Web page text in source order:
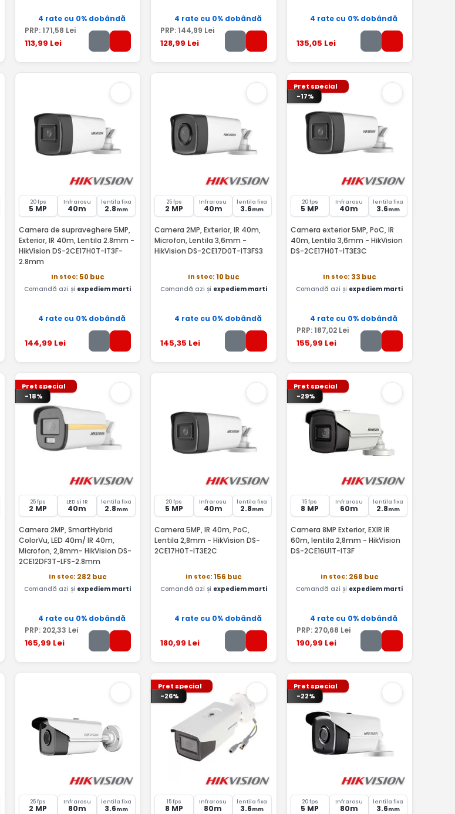
4 rate cu 0% dobândă
PRP: 171,58 Lei
113,99 Lei
4 rate cu 0% dobândă
PRP: 144,99 Lei
128,99 Lei
4 rate cu 0% dobândă
135,05 Lei
20 fps
5 MP
Infrarosu
40m
lentila fixa
2.8mm
Camera de supraveghere 5MP,
Exterior, IR 40m, Lentila 2.8mm -
HikVision DS-2CE17H0T-IT3F-
2.8mm
In stoc: 50 buc
Comandă azi și expediem marti
4 rate cu 0% dobândă
144,99 Lei
25 fps
2 MP
Infrarosu
40m
lentila fixa
3.6mm
Camera 2MP, Exterior, IR 40m,
Microfon, Lentila 3,6mm -
HikVision DS-2CE17D0T-IT3FS3
In stoc: 10 buc
Comandă azi și expediem marti
4 rate cu 0% dobândă
145,35 Lei
Pret special
-17%
20 fps
5 MP
Infrarosu
40m
lentila fixa
3.6mm
Camera exterior 5MP, PoC, IR
40m, Lentila 3,6mm - HikVision
DS-2CE17H0T-IT3E3C
In stoc: 33 buc
Comandă azi și expediem marti
4 rate cu 0% dobândă
PRP: 187,02Lei
155,99 Lei
Pret special
-18%
25 fps
2 MP
LED si IR
40m
lentila fixa
2.8mm
Camera 2MP, SmartHybrid
ColorVu, LED 40m/ IR 40m,
Microfon, 2,8mm- HikVision DS-
2CE12DF3T-LFS-2.8mm
In stoc: 282 buc
Comandă azi și expediem marti
4 rate cu 0% dobândă
PRP: 202,33 Lei
165,99 Lei
20 fps
5 MP
Infrarosu
40m
lentila fixa
2.8mm
Camera 5MP, IR 40m, PoC,
Lentila 2,8mm - HikVision DS-
2CE17H0T-IT3E2C
In stoc: 156 buc
Comandă azi și expediem marti
4 rate cu 0% dobândă
180,99 Lei
Pret special
-29%
15 fps
8 MP
Infrarosu
60m
lentila fixa
2.8mm
Camera 8MP Exterior, EXIR IR
60m, lentila 2,8mm - HikVision
DS-2CE16U1T-IT3F
In stoc: 268 buc
Comandă azi și expediem marti
4 rate cu 0% dobândă
PRP: 270,68 Lei
190,99 Lei
25 fps
2 MP
Infrarosu
80m
lentila fixa
3.6mm
Pret special
-26%
15 fps
8 MP
Infrarosu
80m
lentila fixa
3.6mm
Pret special
-22%
20 fps
5 MP
Infrarosu
80m
lentila fixa
3.6mm